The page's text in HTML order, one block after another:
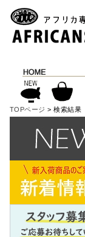
TOPページ > 検索結果